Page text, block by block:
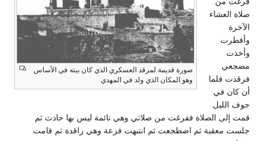
صورة قديمة لمرقد العسكري الذي كان بيته في الأساس
وهو المكان الذي ولد في المهدي
صلاة العشاء
الآخرة
وأفطرت
وأخذت
مضجعي
فرقدت فلما
أن كان في
جوف الليل
قمت إلى الصلاة ففرغت من صلاتي وهي نائمة ليس بها حادث ثم
جلست معقبة ثم اضطجعت ثم انتبهت فزعة وهي راقدة ثم قامت